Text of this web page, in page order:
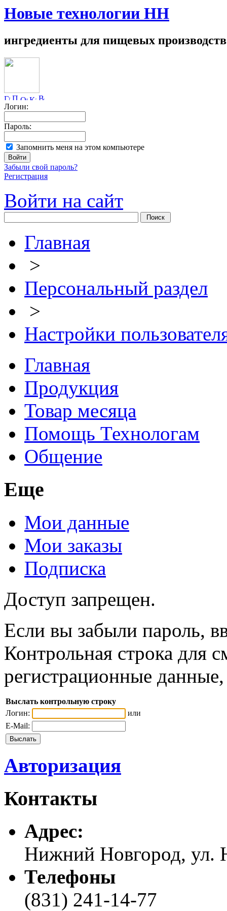
Новые технологии НН
ингредиенты для пищевых производств
Логин:
Пароль:
Запомнить меня на этом компьютере
Забыли свой пароль?
Регистрация
Войти на сайт
Главная
>
Персональный раздел
>
Настройки
Главная
Продукция
Товар месяца
Помощь Технологам
Общение
Еще
Мои данные
Мои заказы
Подписка
Доступ запрещен.
Если вы забыли пароль,
Контрольная строка для
регистрационные
Выслать контрольную строку
Логин:
или
E-Mail:
Авторизация
Контакты
Адреc:
Нижний Новгород, ул.
Телефоны
(831) 241-14-77